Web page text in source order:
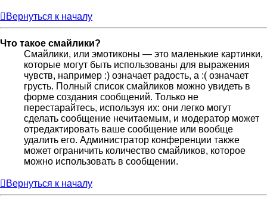
Вернуться к началу
Что такое смайлики?
Смайлики, или эмотиконы — это маленькие картинки,
которые могут быть использованы для выражения
чувств, например :) означает радость, а :( означает
грусть. Полный список смайликов можно увидеть в
форме создания сообщений. Только не
перестарайтесь, используя их: они легко могут
сделать сообщение нечитаемым, и модератор может
отредактировать ваше сообщение или вообще
удалить его. Администратор конференции также
может ограничить количество смайликов, которое
можно использовать в сообщении.
Вернуться к началу